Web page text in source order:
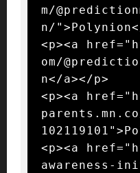
m/
n/
<p><a
om/
n</a></p>
<p><a
<p><a
awareness-